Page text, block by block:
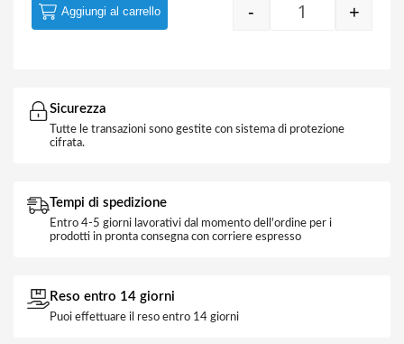
Quantity
- +
Aggiungi al carrello
Sicurezza
Tutte le transazioni sono gestite con sistema di protezione
cifrata.
Tempi di spedizione
Entro 4-5 giorni lavorativi dal momento dell'ordine per i
prodotti in pronta consegna con corriere espresso
Reso entro 14 giorni
Puoi effettuare il reso entro 14 giorni